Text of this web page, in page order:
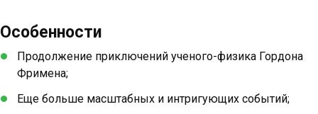
Особенности
Продолжение приключений ученого-физика Гордона
Фримена;
Еще больше масштабных и интригующих событий;